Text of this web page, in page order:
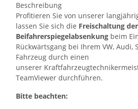
Beschreibung
Profitieren Sie von unserer
lassen Sie sich die Freischaltung der
Beifahrerspiegelabsenkung beim
Rückwärtsgang bei Ihrem VW, Audi,
Fahrzeug durch einen
unserer
TeamViewer durchführen.
Bitte beachten: